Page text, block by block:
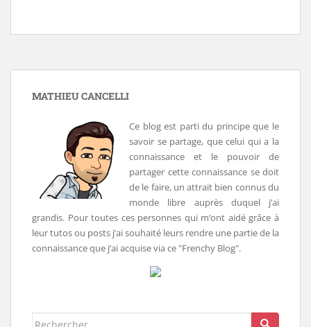
MATHIEU CANCELLI
Ce blog est parti du principe que le
savoir se partage, que celui qui a la
connaissance et le pouvoir de
partager cette connaissance se doit
de le faire, un attrait bien connus du
monde libre auprès duquel j’ai
grandis. Pour toutes ces personnes qui m’ont aidé grâce à
leur tutos ou posts j’ai souhaité leurs rendre une partie de la
connaissance que j’ai acquise via ce "Frenchy Blog".
Rechercher...